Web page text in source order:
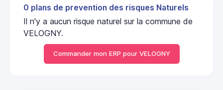
0 plans de prevention des risques Naturels
Il n'y a aucun risque naturel sur la commune de
VELOGNY.
Commander mon ERP pour VELOGNY